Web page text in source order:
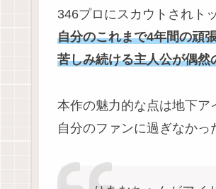
346プロにスカウトされト
自分のこれまで4年間の頑
苦しみ続ける主人公が偶
本作の魅力的な点は地下ア
自分のファンに過ぎなかっ